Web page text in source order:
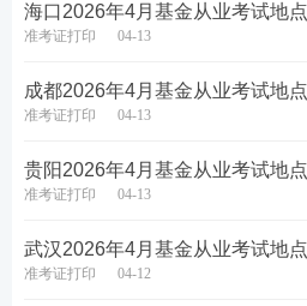
（2）基金考试可以带
演算笔、口罩等。
手机等电子通讯设备、计算器
监考老师允许，考生不得取用
海口2026年4月基金从业考试地
准考证打印 04-13
成都2026年4月基金从业考试地
准考证打印 04-13
贵阳2026年4月基金从业考试地
准考证打印 04-13
武汉2026年4月基金从业考试地
准考证打印 04-12